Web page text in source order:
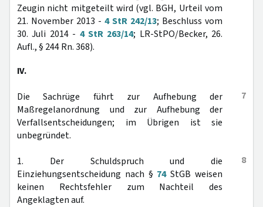
Zeugin nicht mitgeteilt wird (vgl. BGH, Urteil vom
21. November 2013 - 4 StR 242/13; Beschluss vom
30. Juli 2014 - 4 StR 263/14; LR-StPO/Becker, 26.
Aufl., § 244 Rn. 368).
IV.
7
Die Sachrüge führt zur Aufhebung der
Maßregelanordnung und zur Aufhebung der
Verfallsentscheidungen; im Übrigen ist sie
unbegründet.
8
1. Der Schuldspruch und die
Einziehungsentscheidung nach § 74StGB weisen
keinen Rechtsfehler zum Nachteil des
Angeklagten auf.